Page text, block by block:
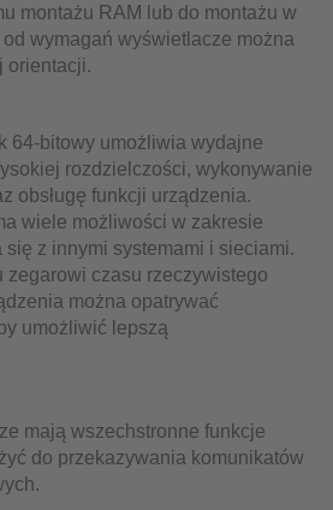
montażu RAM lub do montażu w
wymagań wyświetlacze można
orientacji.
64-bitowy umożliwia wydajne
rozdzielczości, wykonywanie
obsługę funkcji urządzenia.
wiele możliwości w zakresie
się z innymi systemami i sieciami.
zegarowi czasu rzeczywistego
można opatrywać
umożliwić lepszą
mają wszechstronne funkcje
do przekazywania komunikatów